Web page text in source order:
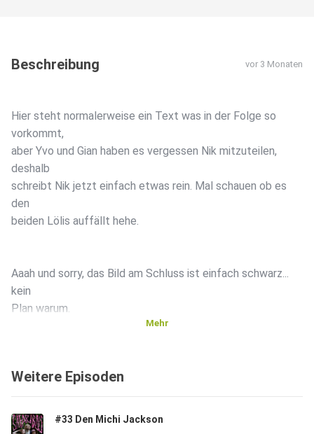
Beschreibung vor 3 Monaten
Hier steht normalerweise ein Text was in der Folge so
vorkommt,
aber Yvo und Gian haben es vergessen Nik mitzuteilen,
deshalb
schreibt Nik jetzt einfach etwas rein. Mal schauen ob es
den
beiden Lölis auffällt hehe.
Aaah und sorry, das Bild am Schluss ist einfach schwarz...
kein
Plan warum.
Mehr
Weitere Episoden
#33 Den Michi Jackson